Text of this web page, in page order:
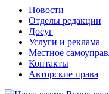
Новости
Отделы редакции
Досуг
Услуги и реклама
Местное
Контакты
Авторские права